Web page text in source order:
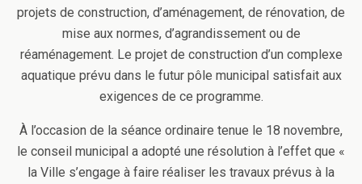
projets de construction, d’aménagement, de rénovation, de
mise aux normes, d’agrandissement ou de
réaménagement. Le projet de construction d’un complexe
aquatique prévu dans le futur pôle municipal satisfait aux
exigences de ce programme.
À l’occasion de la séance ordinaire tenue le 18 novembre,
le conseil municipal a adopté une résolution à l’effet que «
la Ville s’engage à faire réaliser les travaux prévus à la